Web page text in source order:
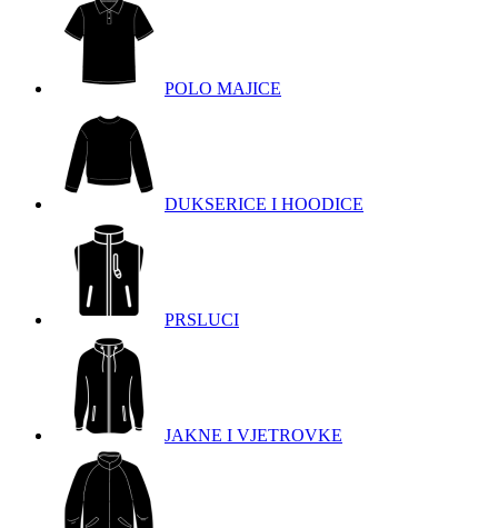
POLO MAJICE
DUKSERICE I HOODICE
PRSLUCI
JAKNE I VJETROVKE